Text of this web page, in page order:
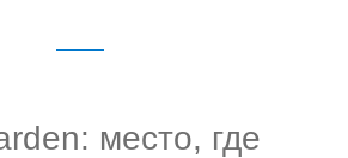
место, где